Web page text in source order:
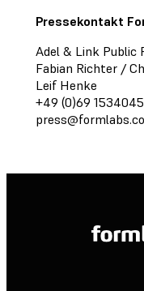
Pressekontakt
Adel & Link Public
Fabian Richter /
Leif Henke
+49 (0)69